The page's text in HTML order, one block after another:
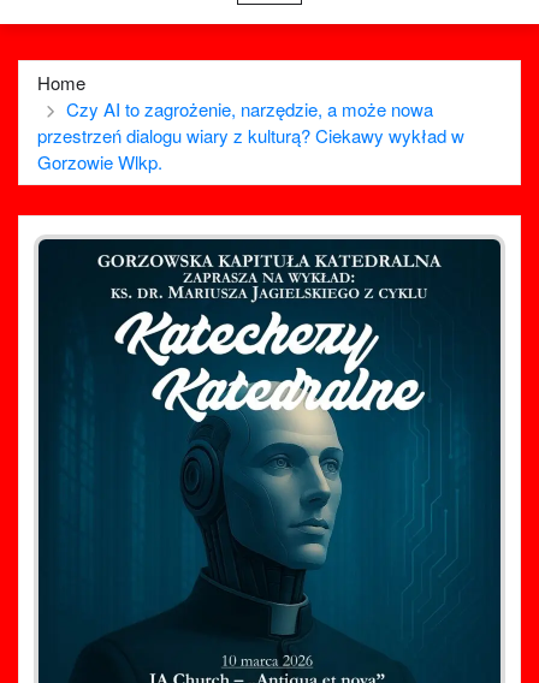
Home
Czy AI to zagrożenie, narzędzie, a może nowa
przestrzeń dialogu wiary z kulturą? Ciekawy wykład w
Gorzowie Wlkp.